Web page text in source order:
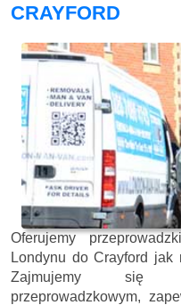
CRAYFORD
Oferujemy
Londynu do Crayford jak
Zajmujemy się
przeprowadzkowym,